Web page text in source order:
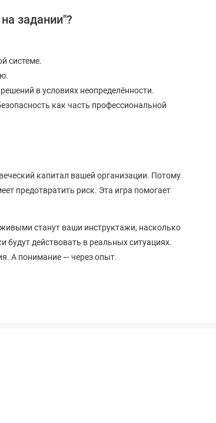
задании"?
системе.
в условиях неопределённости.
как часть профессиональной
капитал вашей организации. Потому
предотвратить риск. Эта игра помогает
станут ваши инструктажи, насколько
будут действовать в реальных ситуациях.
А понимание — через опыт.